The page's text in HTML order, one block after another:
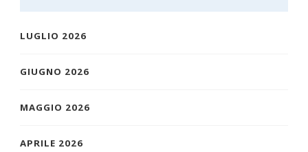
LUGLIO 2026
GIUGNO 2026
MAGGIO 2026
APRILE 2026